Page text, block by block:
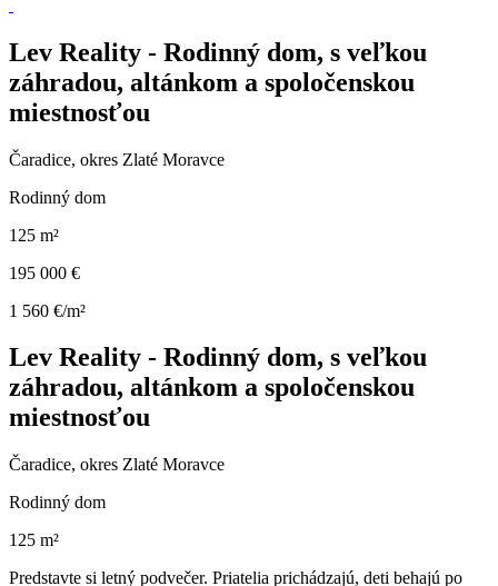
Lev Reality - Rodinný dom, s veľkou
záhradou, altánkom a spoločenskou
miestnosťou
Čaradice, okres Zlaté Moravce
Rodinný dom
125 m²
195 000 €
1 560 €/m²
Lev Reality - Rodinný dom, s veľkou
záhradou, altánkom a spoločenskou
miestnosťou
Čaradice, okres Zlaté Moravce
Rodinný dom
125 m²
Predstavte si letný podvečer. Priatelia prichádzajú, deti behajú po